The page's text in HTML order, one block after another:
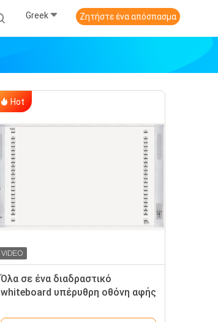
Greek Ζητήστε ένα απόσπασμα
Hot
Όλα σε ένα διαδραστικό
whiteboard υπέρυθρη οθόνη αφής